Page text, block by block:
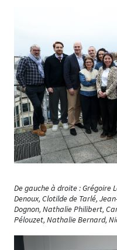
De gauche à droite : Grégoire
Denoux, Clotilde de Tarlé,
Dognon, Nathalie Philibert,
Pélouzet, Nathalie Bernard,